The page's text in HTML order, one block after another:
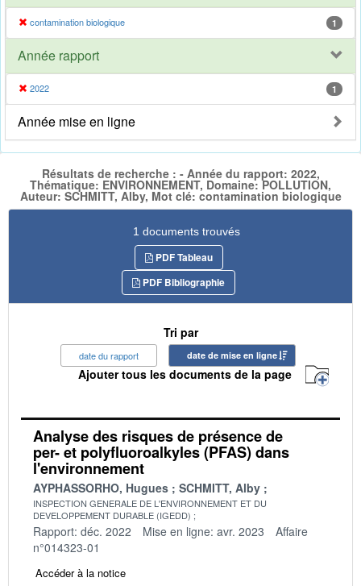
contamination biologique 1
Année rapport
2022 1
Année mise en ligne
Résultats de recherche : - Année du rapport: 2022,
Thématique: ENVIRONNEMENT, Domaine: POLLUTION,
Auteur: SCHMITT, Alby, Mot clé: contamination biologique
1 documents trouvés
PDF Tableau
PDF Bibliographie
Tri par
date du rapport date de mise en ligne
Ajouter tous les documents de la page
Analyse des risques de présence de
per- et polyfluoroalkyles (PFAS) dans
l'environnement
AYPHASSORHO, Hugues SCHMITT, Alby
INSPECTION GENERALE DE L'ENVIRONNEMENT ET DU
DEVELOPPEMENT DURABLE (IGEDD)
Rapport: déc. 2022 Mise en ligne: avr. 2023
Affaire
n°014323-01
Accéder à la notice